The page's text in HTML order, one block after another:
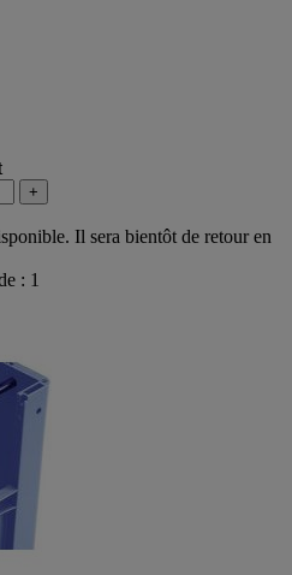
+
Il sera bientôt de retour en
: 1